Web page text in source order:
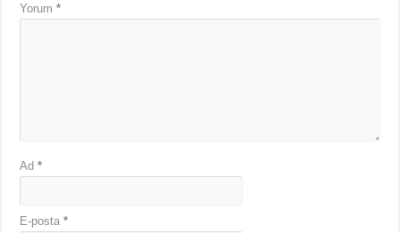
Yorum*
Ad*
E-posta*